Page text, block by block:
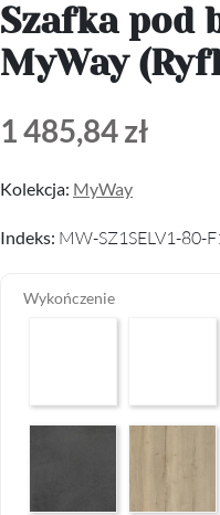
Szafka pod
MyWay
1 485,84 zł
Kolekcja: MyWay
Indeks: MW-SZ1SELV1-80-
Wykończenie